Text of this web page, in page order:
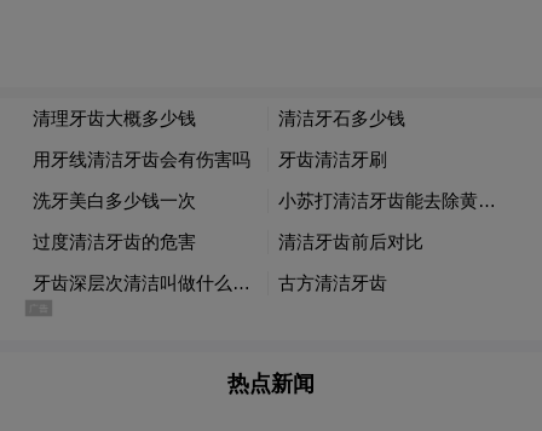
柴书院”扎根“超级个体首创地”，到深度参与
OPC经济大会，再到发布OPC专属综合金融
服务方案，上海农商银行以实际行动证明：
金融的温度，在于勇敢点亮那些最小却最具
潜力的创新火种。当越来越多的“李砍柴”们
军”从理想照进现实，金融服务的使命早已超
热点新闻